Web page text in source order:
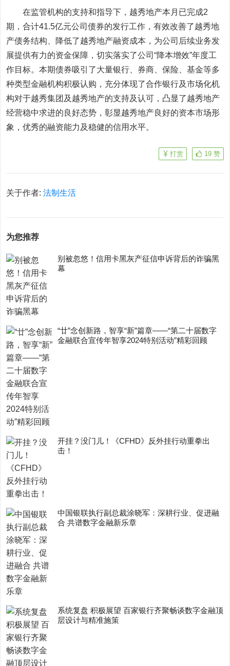
在监管机构的支持和指导下，越秀地产本月已完成2
期，合计41.5亿元公司债券的发行工作，有效改善了越秀地
产债务结构、降低了越秀地产融资成本，为公司后续业务发
展提供有力的资金保障，切实落实了公司“降本增效”年度工
作目标。本期债券吸引了大量银行、券商、保险、基金等多
种类型金融机构积极认购，充分体现了合作银行及市场化机
构对于越秀集团及越秀地产的支持及认可，凸显了越秀地产
经营稳中求进的良好态势，彰显越秀地产良好的资本市场形
象，优秀的融资能力及稳健的信用水平。
19 赞
打赏
关于作者:法制生活
为您推荐
别被忽悠！信用卡黑灰产征信申诉背后的诈骗黑
幕
“廿”念创新路，智享“新”篇章——“第二十届数字
金融联合宣传年智享2024特别活动”精彩回顾
开挂？没门儿！《CFHD》反外挂行动重拳出
击！
中国银联执行副总裁涂晓军：深耕行业、促进融
合 共谱数字金融新乐章
系统复盘 积极展望 百家银行齐聚畅谈数字金融顶
层设计与精准施策